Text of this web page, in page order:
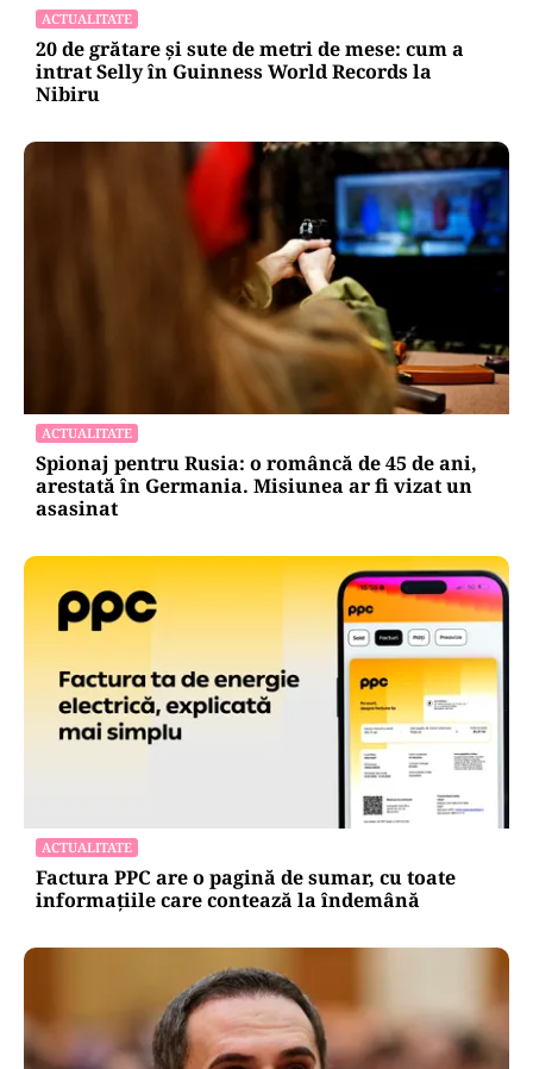
ACTUALITATE
20 de grătare și sute de metri de mese: cum a
intrat Selly în Guinness World Records la
Nibiru
ACTUALITATE
Spionaj pentru Rusia: o româncă de 45 de ani,
arestată în Germania. Misiunea ar fi vizat un
asasinat
ACTUALITATE
Factura PPC are o pagină de sumar, cu toate
informațiile care contează la îndemână